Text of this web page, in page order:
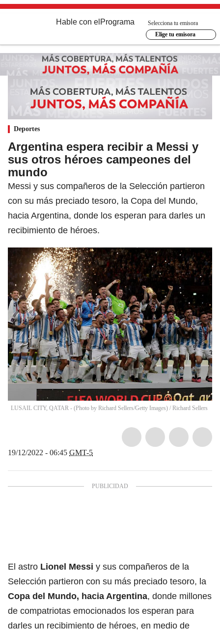
Hable con el Programa
Selecciona tu emisora
Elige tu emisora
Deportes
Argentina espera recibir a Messi y
sus otros héroes campeones del
mundo
Messi y sus compañeros de la Selección partieron
con su más preciado tesoro, la Copa del Mundo,
hacia Argentina, donde los esperan para darles un
recibimiento de héroes.
LUSAIL CITY, QATAR - (Photo by Richard Sellers/Getty Images) / Richard Sellers
19/12/2022 - 06:45 GMT-5
El astro Lionel Messi y sus compañeros de la
Selección partieron con su más preciado tesoro, la
Copa del Mundo, hacia Argentina, donde millones
de compatriotas emocionados los esperan para
darles un recibimiento de héroes, en medio de